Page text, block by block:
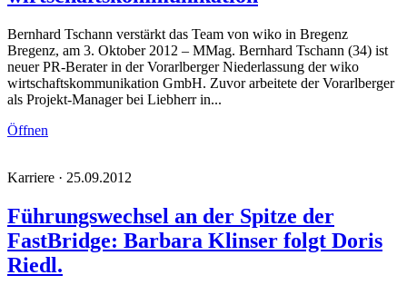
Bernhard Tschann verstärkt das Team von wiko in Bregenz
Bregenz, am 3. Oktober 2012 – MMag. Bernhard Tschann (34) ist
neuer PR-Berater in der Vorarlberger Niederlassung der wiko
wirtschaftskommunikation GmbH. Zuvor arbeitete der Vorarlberger
als Projekt-Manager bei Liebherr in...
Öffnen
Karriere · 25.09.2012
Führungswechsel an der Spitze der
FastBridge: Barbara Klinser folgt Doris
Riedl.